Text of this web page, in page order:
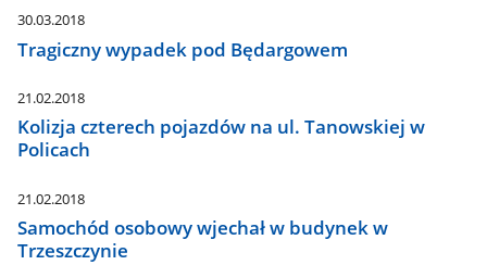
30.03.2018
Tragiczny wypadek pod Będargowem
21.02.2018
Kolizja czterech pojazdów na ul. Tanowskiej w
Policach
21.02.2018
Samochód osobowy wjechał w budynek w
Trzeszczynie